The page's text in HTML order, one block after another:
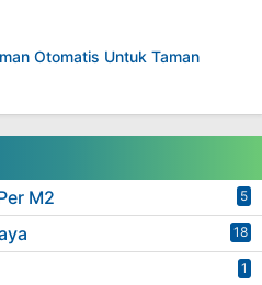
Otomatis Untuk Taman
M2
5
18
1